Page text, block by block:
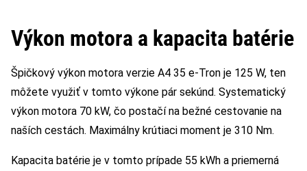
Výkon motora a kapacita batérie
Špičkový výkon motora verzie A4 35 e-Tron je 125 W, ten
môžete využiť v tomto výkone pár sekúnd. Systematický
výkon motora 70 kW, čo postačí na bežné cestovanie na
naších cestách. Maximálny krútiaci moment je 310 Nm.
Kapacita batérie je v tomto prípade 55 kWh a priemerná